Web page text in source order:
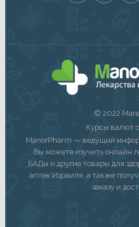
© 2022
Курсы валют
ManorPharm — ведущий
Вы можете изучить онлайн
БАДы и другие товары для
аптек Израиля, а также
заказу и